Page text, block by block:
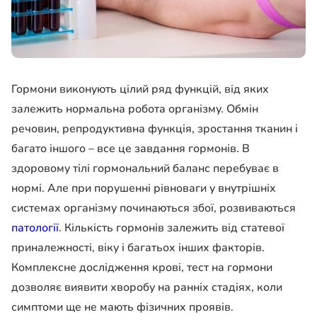
Гормони виконують цілий ряд функцій, від яких
залежить нормальна робота організму. Обмін
речовин, репродуктивна функція, зростання тканин і
багато іншого – все це завдання гормонів. В
здоровому тілі гормональний баланс перебуває в
нормі. Але при порушенні рівноваги у внутрішніх
системах організму починаються збої, розвиваються
патології. Кількість гормонів залежить від статевої
приналежності, віку і багатьох інших факторів.
Комплексне дослідження крові, тест на гормони
дозволяє виявити хворобу на ранніх стадіях, коли
симптоми ще не мають фізичних проявів.